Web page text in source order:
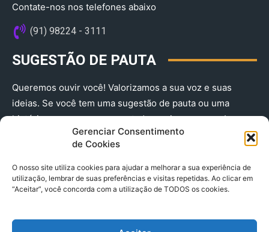
Gerenciar Consentimento
de Cookies
O nosso site utiliza cookies para ajudar a melhorar a sua experiência de
utilização, lembrar de suas preferências e visitas repetidas. Ao clicar em
“Aceitar”, você concorda com a utilização de TODOS os cookies.
Contate-nos nos telefones abaixo
(91) 98224 - 3111
SUGESTÃO DE PAUTA
Queremos ouvir você! Valorizamos a sua voz e suas
ideias. Se você tem uma sugestão de pauta ou uma
história que merece ser contada, envie-nos agora!
(91) 98224 - 3111